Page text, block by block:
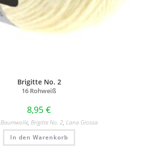
Brigitte No. 2
16 Rohweiß
8,95 €
Baumwolle, Brigitte No. 2, Lana Grossa
In den Warenkorb